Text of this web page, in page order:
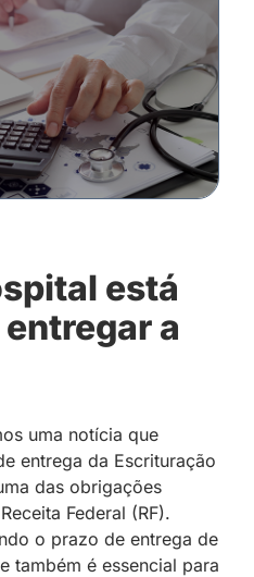
está
a
uma notícia que
entrega da Escrituração
das obrigações
Federal (RF).
o prazo de entrega de
também é essencial para